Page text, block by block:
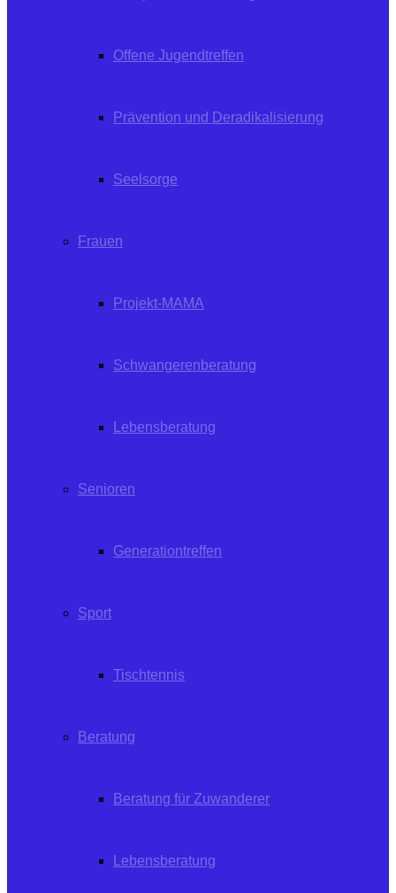
Offene Jugendtreffen
Prävention und Deradikalisierung
Seelsorge
Frauen
Projekt-MAMA
Schwangerenberatung
Lebensberatung
Senioren
Generationtreffen
Sport
Tischtennis
Beratung
Beratung für Zuwanderer
Lebensberatung